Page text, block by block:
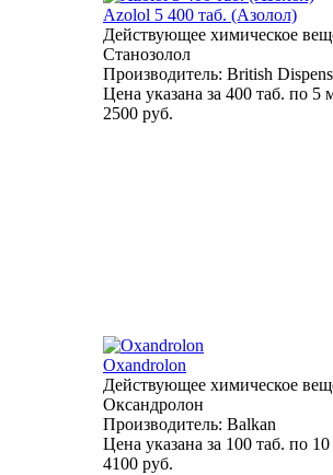
Azolol 5 400 таб. (Азолол)
Действующее химическое
Станозолол
Производитель: British
Цена указана за 400 таб. по 5
2500 руб.
Oxandrolon
Действующее химическое
Оксандролон
Производитель: Balkan
Цена указана за 100 таб. по 10
4100 руб.